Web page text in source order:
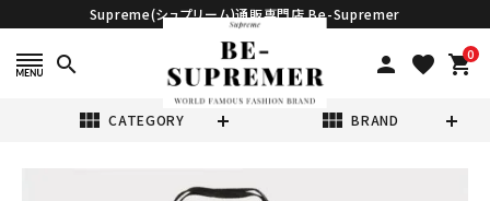
Supreme(シュプリーム)通販専門店 Be-Supremer
search person favorite 0
shopping_cart
view_module CATEGORY view_module BRAND